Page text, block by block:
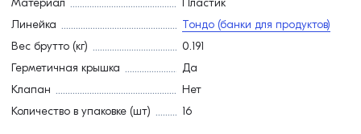
Линейка
Тондо (банки для продуктов)
Вес брутто (кг)
0.191
Герметичная крышка
Да
Клапан
Нет
Количество в упаковке (шт)
16